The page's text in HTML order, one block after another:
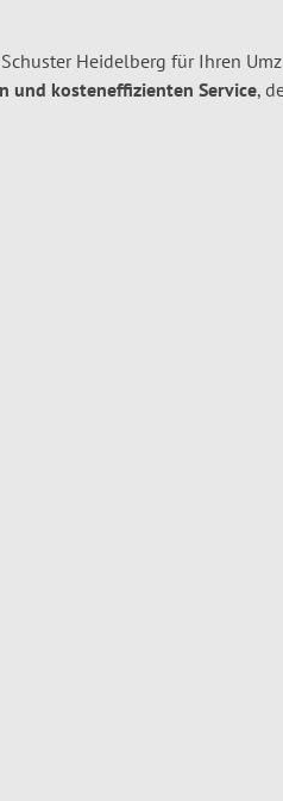
Heidelberg für Ihren
und kosteneffizienten Service,